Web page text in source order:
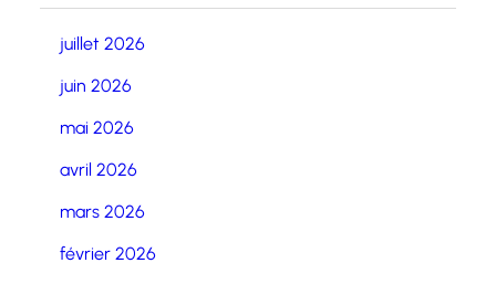
juillet 2026
juin 2026
mai 2026
avril 2026
mars 2026
février 2026